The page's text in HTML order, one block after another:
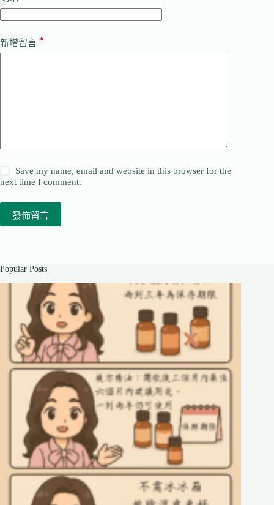
新增留言 *
Save my name, email and website in this browser for the
next time I comment.
發佈留言
Popular Posts